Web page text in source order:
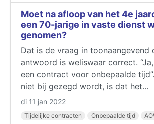
Moet na afloop van het 4e
een 70-jarige in vaste dienst
genomen?
Dat is de vraag in toonaangevend
antwoord is weliswaar correct.
een contract voor onbepaalde
niet bij gezegd wordt, is dat het...
di 11 jan 2022
Tijdelijke contracten Onbepaalde tijd